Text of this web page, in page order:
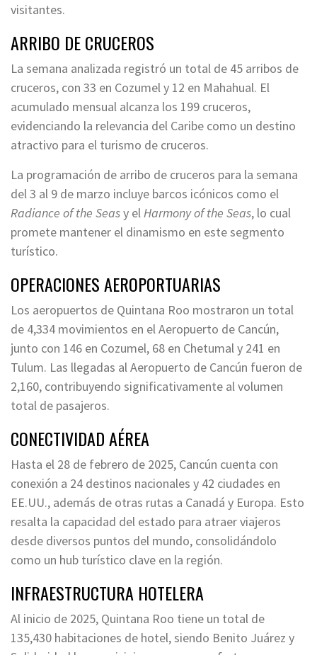
visitantes.
ARRIBO DE CRUCEROS
La semana analizada registró un total de 45 arribos de
cruceros, con 33 en Cozumel y 12 en Mahahual. El
acumulado mensual alcanza los 199 cruceros,
evidenciando la relevancia del Caribe como un destino
atractivo para el turismo de cruceros.
La programación de arribo de cruceros para la semana
del 3 al 9 de marzo incluye barcos icónicos como el
Radiance of the Seasy elHarmony of the Seas, lo cual
promete mantener el dinamismo en este segmento
turístico.
OPERACIONES AEROPORTUARIAS
Los aeropuertos de Quintana Roo mostraron un total
de 4,334 movimientos en el Aeropuerto de Cancún,
junto con 146 en Cozumel, 68 en Chetumal y 241 en
Tulum. Las llegadas al Aeropuerto de Cancún fueron de
2,160, contribuyendo significativamente al volumen
total de pasajeros.
CONECTIVIDAD AÉREA
Hasta el 28 de febrero de 2025, Cancún cuenta con
conexión a 24 destinos nacionales y 42 ciudades en
EE.UU., además de otras rutas a Canadá y Europa. Esto
resalta la capacidad del estado para atraer viajeros
desde diversos puntos del mundo, consolidándolo
como un hub turístico clave en la región.
INFRAESTRUCTURA HOTELERA
Al inicio de 2025, Quintana Roo tiene un total de
135,430 habitaciones de hotel, siendo Benito Juárez y